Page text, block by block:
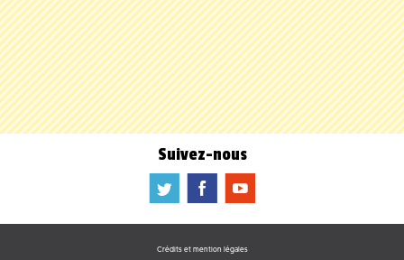
Suivez-nous
a b f
Crédits et mention légales